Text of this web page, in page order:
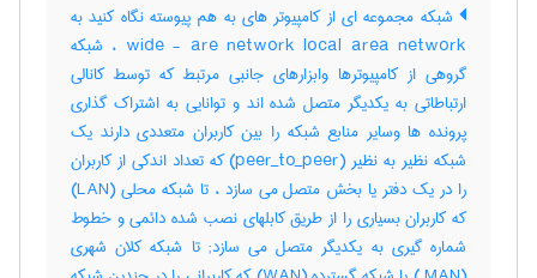
شبکه مجموعه ای از کامپیوتر های به هم پیوسته نگاه کنید به
wide - are network local area network ، شبکه
گروهی از کامپیوترها وابزارهای جانبی مرتبط که توسط کانالی
ارتباطاتی به یکدیگر متصل شده اند و توانایی به اشتراک گذاری
پرونده ها وسایر منابع شبکه را بین کاربران متعددی دارند یک
شبکه نظیر به نظیر (peer_to_peer) که تعداد اندکی از کاربران
را در یک دفتر یا بخش متصل می سازد ، تا شبکه محلی (LAN)
که کاربران بسیاری را از طریق کابلهای نصب شده دائمی و خطوط
شماره گیری به یکدیگر متصل می سازد; تا شبکه کلان شهری